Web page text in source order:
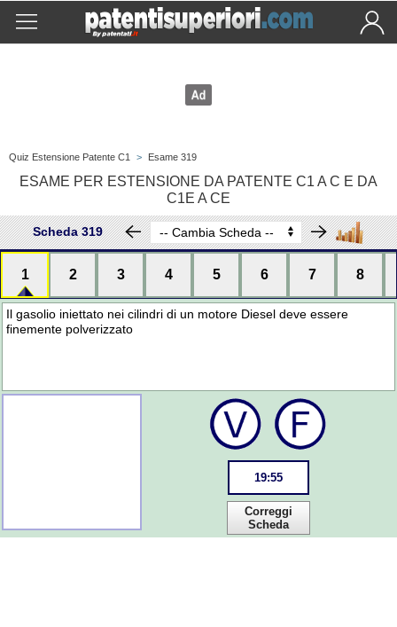
Quiz Estensione Patente C1 > Esame 319
ESAME PER ESTENSIONE DA PATENTE C1 A C E DA
C1E A CE
Scheda 319
1 2 3 4 5 6 7 8
Il gasolio iniettato nei cilindri di un motore Diesel deve essere
finemente polverizzato
19:55
Correggi
Scheda